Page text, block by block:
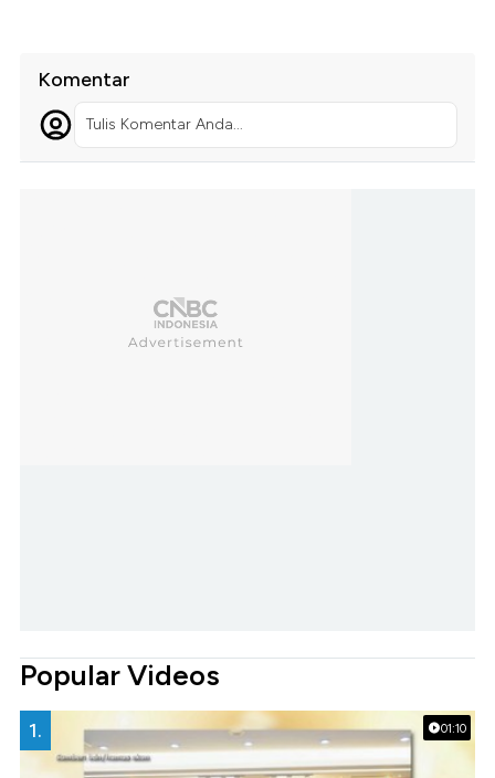
Komentar
Tulis Komentar Anda...
Popular Videos
01:10
1.